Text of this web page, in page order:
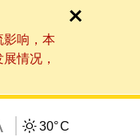
影响，本
情况，
30°C